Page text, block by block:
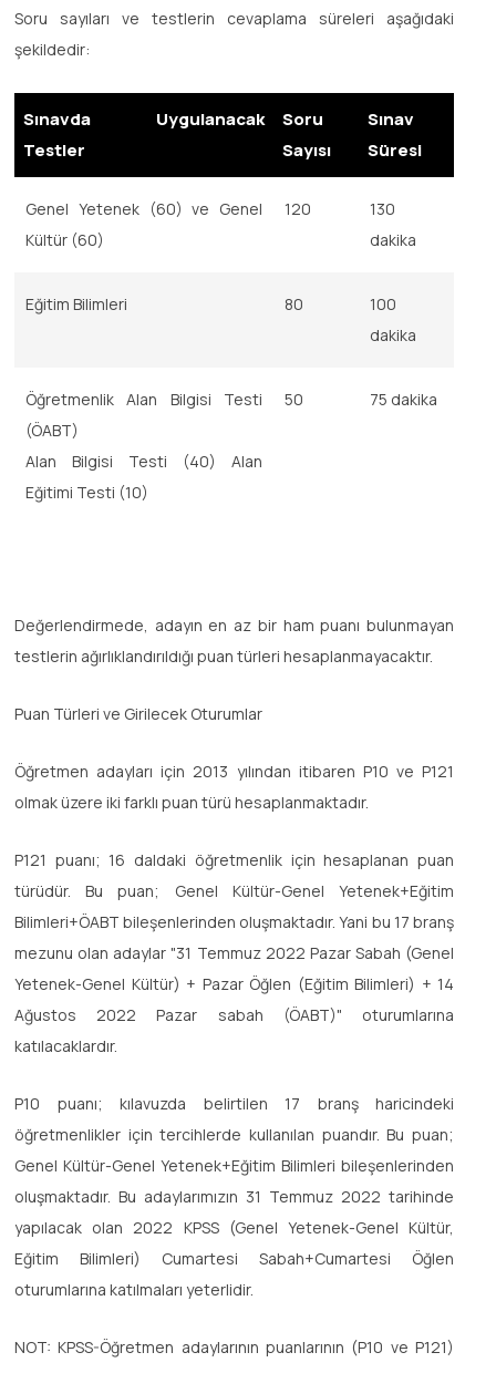
Soru sayıları ve testlerin cevaplama süreleri aşağıdaki
şekildedir:
Sınavda Uygulanacak
Testler
Soru
Sayısı
Sınav
Süresi
Genel Yetenek (60) ve Genel
Kültür (60)
120
130
dakika
Eğitim Bilimleri 80
100
dakika
Öğretmenlik Alan Bilgisi Testi
(ÖABT)
Alan Bilgisi Testi (40) Alan
Eğitimi Testi (10)
50 75 dakika
Değerlendirmede, adayın en az bir ham puanı bulunmayan
testlerin ağırlıklandırıldığı puan türleri hesaplanmayacaktır.
Puan Türleri ve Girilecek Oturumlar
Öğretmen adayları için 2013 yılından itibaren P10 ve P121
olmak üzere iki farklı puan türü hesaplanmaktadır.
P121 puanı; 16 daldaki öğretmenlik için hesaplanan puan
türüdür. Bu puan; Genel Kültür-Genel Yetenek+Eğitim
Bilimleri+ÖABT bileşenlerinden oluşmaktadır. Yani bu 17 branş
mezunu olan adaylar "31 Temmuz 2022 Pazar Sabah (Genel
Yetenek-Genel Kültür) + Pazar Öğlen (Eğitim Bilimleri) + 14
Ağustos 2022 Pazar sabah (ÖABT)" oturumlarına
katılacaklardır.
P10 puanı; kılavuzda belirtilen 17 branş haricindeki
öğretmenlikler için tercihlerde kullanılan puandır. Bu puan;
Genel Kültür-Genel Yetenek+Eğitim Bilimleri bileşenlerinden
oluşmaktadır. Bu adaylarımızın 31 Temmuz 2022 tarihinde
yapılacak olan 2022 KPSS (Genel Yetenek-Genel Kültür,
Eğitim Bilimleri) Cumartesi Sabah+Cumartesi Öğlen
oturumlarına katılmaları yeterlidir.
NOT: KPSS-Öğretmen adaylarının puanlarının (P10 ve P121)